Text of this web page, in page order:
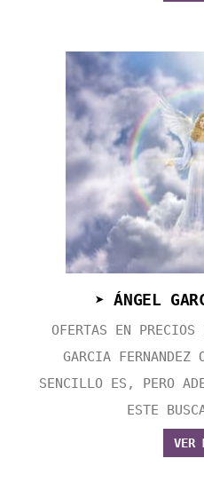
➤ ÁNGEL
OFERTAS EN PRECIOS
GARCIA FERNANDEZ
SENCILLO ES, PERO
ESTE
VER